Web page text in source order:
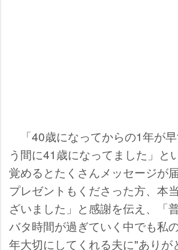
「40歳になってからの1年が
う間に41歳になってました」と
覚めるとたくさんメッセージ
プレゼントもくださった方、本
ざいました」と感謝を伝え、「
バタ時間が過ぎていく中でも私
年大切にしてくれる夫に"ありが